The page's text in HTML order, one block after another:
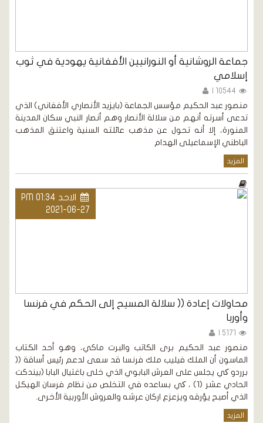
جماعة الروشانية أو النورانيين الأفغانية يهودية في ثوب
إسلامي
منصور عبد الحكيم مؤسس الجماعة (بايزيد الأنصاري الأفغاني) الذي
تدعى أسرته أنهم من سلالة الأنصار وهم أنصار النبي سكان المدينة
المنورة، إلا أنه تحول عن مذهب عائلته السنية واعتنق المذهب
الباطني الإسماعيلى الهدام
المزيد
الاحد PM 01:34
2021-06-27
محاولات إعادة (( سلالة المسيح إلى الحكم في فرنسا
وأوربا
منصور عبد الحكيم برى الكاتب والبرت ماكي، وهو أحد الكتاب
الماسون أن الملك فيليب ملك فرنسا قد سعى لدعم رئيس أساقة ((
برردو کي يجلس على العرش البابوي الذي خلى باغتيال البابا (بيندكت
الحادي عشر (1) ، کي بساعده في التخلص من نظام فرسان الهيكل
الذي أصبح يؤرقه ويزعزع اركان عرشه والعروش الأوربية الأخرى.
المزيد